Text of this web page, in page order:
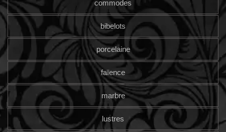
commodes
bibelots
porcelaine
faïence
marbre
lustres